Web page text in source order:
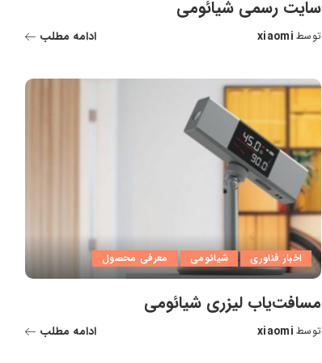
سایت رسمی شیائومی
ارسال
توسط xiaomi ادامه مطلب
اخبار فناوری شیائومی معرفی محصول
مسافت‌یاب لیزری شیائومی
ارسال
توسط xiaomi ادامه مطلب